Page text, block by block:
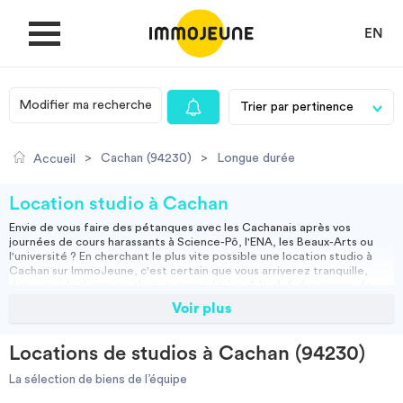
EN
MON COMPTE
Je cherche un logement
Villes
Modifier ma recherche
Accueil > Cachan (94230) > Longue durée
Location studio à Cachan
Envie de vous faire des pétanques avec les Cachanais après vos
journées de cours harassants à Science-Pô, l'ENA, les Beaux-Arts ou
l'université ? En cherchant le plus vite possible une location studio à
Cachan sur ImmoJeune, c'est certain que vous arriverez tranquille,
loyer considérablement moins élevé que dans le centre de Paris, de
nettement plus silencieuse que Paris et son agitation pathologique.
Il est grand temps pour vous, si vous n'aimez pas vous encombrer des
prochainlogementvous échappe complètement, d'utiliser un outil tel
Voir plus
Locations de studios à Cachan (94230)
La sélection de biens de l’équipe